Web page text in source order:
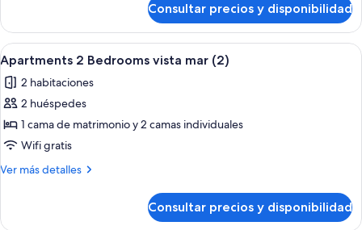
mar
(1+1)
2
Bedrooms
vista
mar
(1+1)
Consultar precios y disponibilidad
Abrir
todas
las
fotos
de
Apartments
2
mar
Habitación de hotel con una cama
9
Apartments 2 Bedrooms vista mar (2)
2 habitaciones
2 huéspedes
1 cama de matrimonio y 2 camas individuales
Wifi gratis
Ver más detalles
Más
2
Consultar precios y disponibilidad